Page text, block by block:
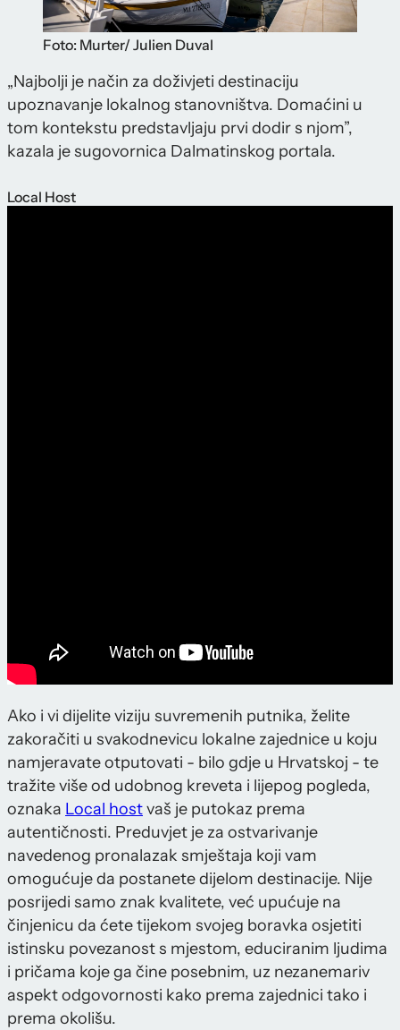
Foto: Murter/ Julien Duval
„Najbolji je način za doživjeti destinaciju
upoznavanje lokalnog stanovništva. Domaćini u
tom kontekstu predstavljaju prvi dodir s njom”,
kazala je sugovornica Dalmatinskog portala.
Local Host
Ako i vi dijelite viziju suvremenih putnika, želite
zakoračiti u svakodnevicu lokalne zajednice u koju
namjeravate otputovati - bilo gdje u Hrvatskoj - te
tražite više od udobnog kreveta i lijepog pogleda,
oznaka Local hostvaš je putokaz prema
autentičnosti. Preduvjet je za ostvarivanje
navedenog pronalazak smještaja koji vam
omogućuje da postanete dijelom destinacije. Nije
posrijedi samo znak kvalitete, već upućuje na
činjenicu da ćete tijekom svojeg boravka osjetiti
istinsku povezanost s mjestom, educiranim ljudima
i pričama koje ga čine posebnim, uz nezanemariv
aspekt odgovornosti kako prema zajednici tako i
prema okolišu.